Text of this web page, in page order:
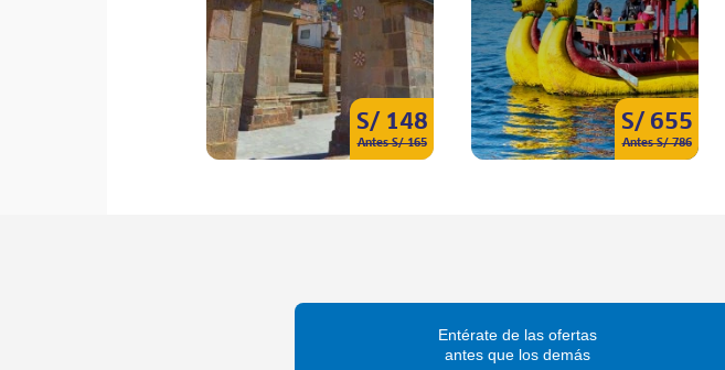
S/ 148
Antes S/ 165
S/ 655
Antes S/ 786
Entérate de las ofertas
antes que los demás